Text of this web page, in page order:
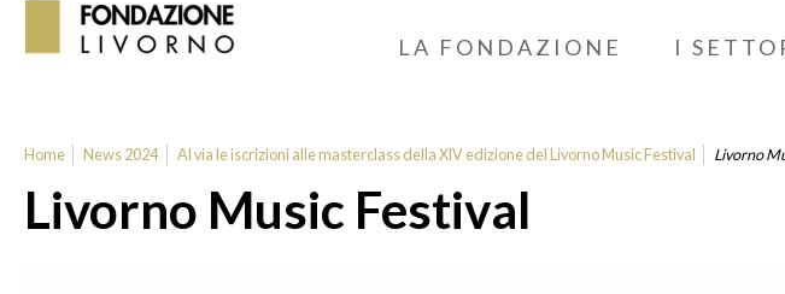
LA FONDAZIONE I
Home News 2024 Al via le iscrizioni alle masterclass della XIV edizione del Livorno Music Festival Livorno
Livorno Music Festival